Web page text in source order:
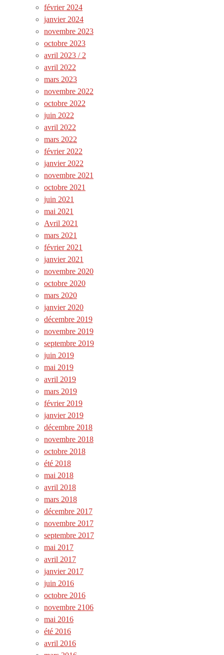
février 2024
janvier 2024
novembre 2023
octobre 2023
avril 2023 / 2
avril 2022
mars 2023
novembre 2022
octobre 2022
juin 2022
avril 2022
mars 2022
février 2022
janvier 2022
novembre 2021
octobre 2021
juin 2021
mai 2021
Avril 2021
mars 2021
février 2021
janvier 2021
novembre 2020
octobre 2020
mars 2020
janvier 2020
décembre 2019
novembre 2019
septembre 2019
juin 2019
mai 2019
avril 2019
mars 2019
février 2019
janvier 2019
décembre 2018
novembre 2018
octobre 2018
été 2018
mai 2018
avril 2018
mars 2018
décembre 2017
novembre 2017
septembre 2017
mai 2017
avril 2017
janvier 2017
juin 2016
octobre 2016
novembre 2106
mai 2016
été 2016
avril 2016